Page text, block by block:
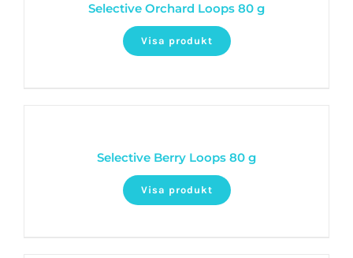
Selective Orchard Loops 80 g
Visa produkt
Selective Berry Loops 80 g
Visa produkt